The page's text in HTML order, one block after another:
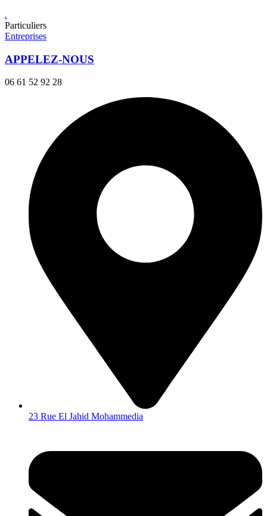
.
Particuliers
Entreprises
APPELEZ-NOUS
06 61 52 92 28
23 Rue El Jahid Mohammedia